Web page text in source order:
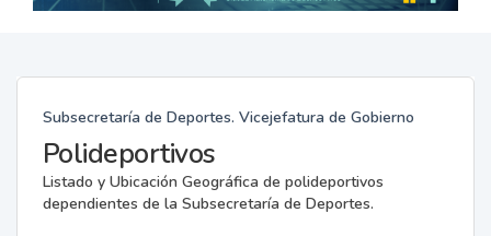
Subsecretaría de Deportes. Vicejefatura de Gobierno
Polideportivos
Listado y Ubicación Geográfica de polideportivos
dependientes de la Subsecretaría de Deportes.